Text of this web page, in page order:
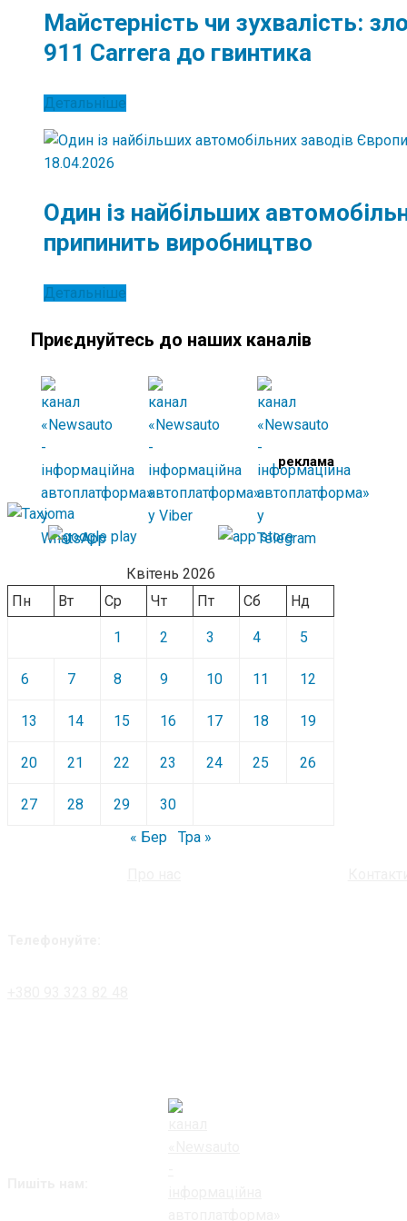
Майстерність чи зухвалість:
911 Carrera до гвинтика
Детальніше
18.04.2026
Один із найбільших
припинить виробництво
Детальніше
Приєднуйтесь до наших каналів
реклама
Квітень 2026
Пн
Вт Ср Чт Пт Сб Нд
1 2 3 4 5
6 7 8 9 10 11 12
13 14 15 16 17 18 19
20 21 22 23 24 25 26
27 28 29
30
« Бер
Тра »